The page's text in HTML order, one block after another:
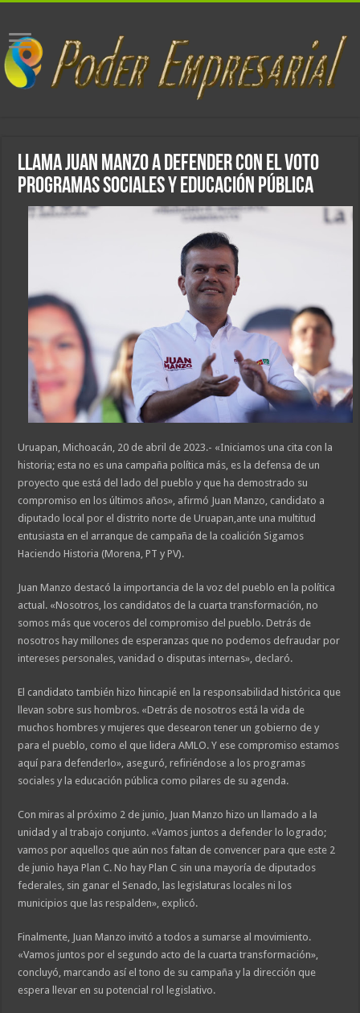
Llama Juan Manzo a defender con el voto
programas sociales y educación pública
Uruapan, Michoacán, 20 de abril de 2023.- «Iniciamos una cita con la
historia; esta no es una campaña política más, es la defensa de un
proyecto que está del lado del pueblo y que ha demostrado su
compromiso en los últimos años», afirmó Juan Manzo, candidato a
diputado local por el distrito norte de Uruapan,ante una multitud
entusiasta en el arranque de campaña de la coalición Sigamos
Haciendo Historia (Morena, PT y PV).
Juan Manzo destacó la importancia de la voz del pueblo en la política
actual. «Nosotros, los candidatos de la cuarta transformación, no
somos más que voceros del compromiso del pueblo. Detrás de
nosotros hay millones de esperanzas que no podemos defraudar por
intereses personales, vanidad o disputas internas», declaró.
El candidato también hizo hincapié en la responsabilidad histórica que
llevan sobre sus hombros. «Detrás de nosotros está la vida de
muchos hombres y mujeres que desearon tener un gobierno de y
para el pueblo, como el que lidera AMLO. Y ese compromiso estamos
aquí para defenderlo», aseguró, refiriéndose a los programas
sociales y la educación pública como pilares de su agenda.
Con miras al próximo 2 de junio, Juan Manzo hizo un llamado a la
unidad y al trabajo conjunto. «Vamos juntos a defender lo logrado;
vamos por aquellos que aún nos faltan de convencer para que este 2
de junio haya Plan C. No hay Plan C sin una mayoría de diputados
federales, sin ganar el Senado, las legislaturas locales ni los
municipios que las respalden», explicó.
Finalmente, Juan Manzo invitó a todos a sumarse al movimiento.
«Vamos juntos por el segundo acto de la cuarta transformación»,
concluyó, marcando así el tono de su campaña y la dirección que
espera llevar en su potencial rol legislativo.